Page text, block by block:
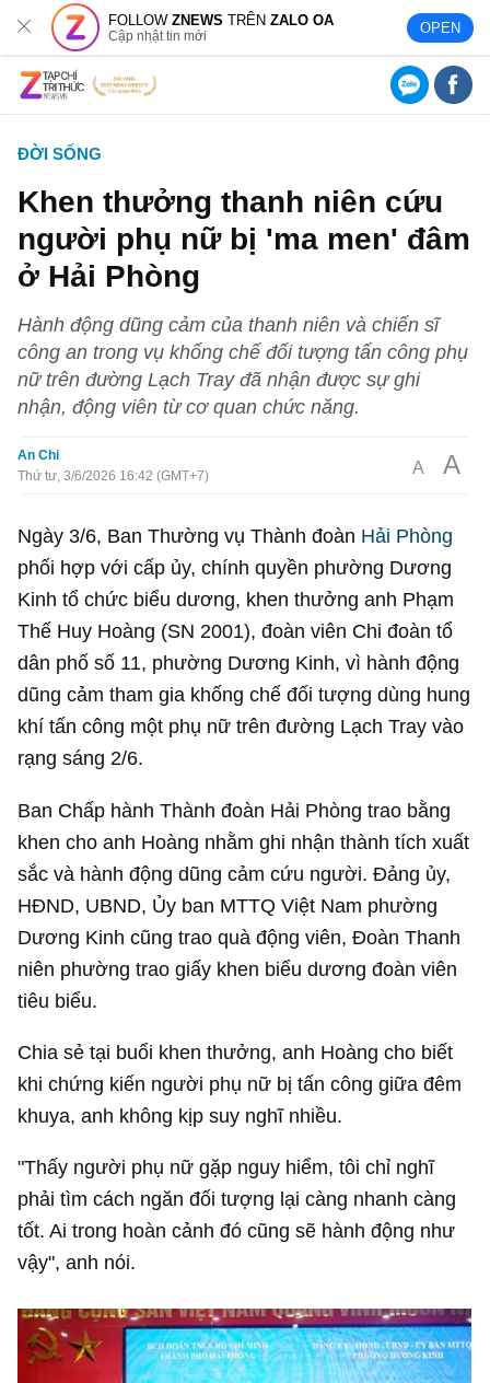
FOLLOWZNEWS TRÊNZALO OA
Cập nhật tin mới OPEN
ĐỜI SỐNG
Khen thưởng thanh niên cứu
người phụ nữ bị 'ma men' đâm
ở Hải Phòng
Hành động dũng cảm của thanh niên và chiến sĩ
công an trong vụ khống chế đối tượng tấn công phụ
nữ trên đường Lạch Tray đã nhận được sự ghi
nhận, động viên từ cơ quan chức năng.
An Chi
Thứ tư, 3/6/2026 16:42 (GMT+7)
A A
Ngày 3/6, Ban Thường vụ Thành đoàn Hải Phòng
phối hợp với cấp ủy, chính quyền phường Dương
Kinh tổ chức biểu dương, khen thưởng anh Phạm
Thế Huy Hoàng (SN 2001), đoàn viên Chi đoàn tổ
dân phố số 11, phường Dương Kinh, vì hành động
dũng cảm tham gia khống chế đối tượng dùng hung
khí tấn công một phụ nữ trên đường Lạch Tray vào
rạng sáng 2/6.
Ban Chấp hành Thành đoàn Hải Phòng trao bằng
khen cho anh Hoàng nhằm ghi nhận thành tích xuất
sắc và hành động dũng cảm cứu người. Đảng ủy,
HĐND, UBND, Ủy ban MTTQ Việt Nam phường
Dương Kinh cũng trao quà động viên, Đoàn Thanh
niên phường trao giấy khen biểu dương đoàn viên
tiêu biểu.
Chia sẻ tại buổi khen thưởng, anh Hoàng cho biết
khi chứng kiến người phụ nữ bị tấn công giữa đêm
khuya, anh không kịp suy nghĩ nhiều.
"Thấy người phụ nữ gặp nguy hiểm, tôi chỉ nghĩ
phải tìm cách ngăn đối tượng lại càng nhanh càng
tốt. Ai trong hoàn cảnh đó cũng sẽ hành động như
vậy", anh nói.